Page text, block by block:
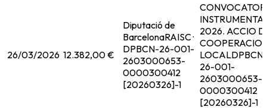
26/03/2026 12.382,00 €
Diputació de
BarcelonaRAISC ·
DPBCN-26-001-
2603000653-
0000300412
[20260326]-1
2026. ACCIO
COOPERACIO
LOCALDPBCN-
26-001-
2603000653-
0000300412
[20260326]-1